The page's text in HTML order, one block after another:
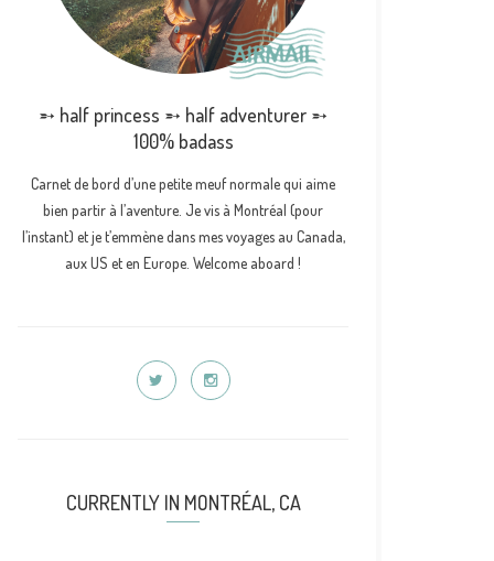
➵ half princess ➵ half adventurer ➵
100% badass
Carnet de bord d’une petite meuf normale qui aime
bien partir à l’aventure. Je vis à Montréal (pour
l’instant) et je t’emmène dans mes voyages au Canada,
aux US et en Europe. Welcome aboard !
CURRENTLY IN MONTRÉAL, CA